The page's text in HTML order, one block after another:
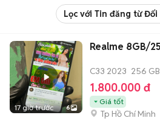
Lọc với Tin đăng từ Đối
17 giờ trước 6
Realme 8GB/
C33 2023 256 GB
1.800.000 đ
Giá tốt
Tp Hồ Chí Minh